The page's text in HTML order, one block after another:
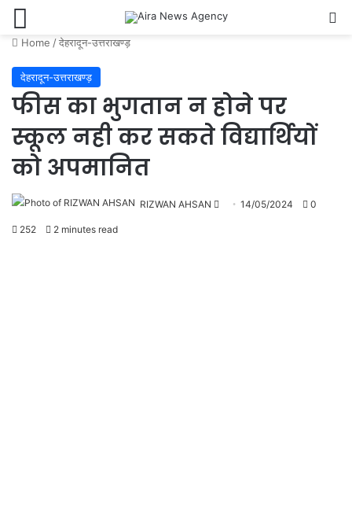
Home /देहरादून-उत्तराखण्ड़
देहरादून-उत्तराखण्ड़
फीस का भुगतान न होने पर
स्कूल नही कर सकते विद्यार्थियों
को अपमानित
RIZWAN AHSAN
Send14/05/2024 0
252 2 minutes read